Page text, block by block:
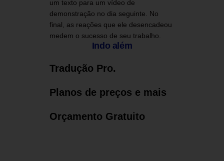
um texto para um vídeo de
demonstração no dia seguinte. No
final, as reações que ele desencadeou
medem o sucesso de seu trabalho.
Indo além
Tradução Pro.
Planos de preços e mais
Orçamento Gratuito